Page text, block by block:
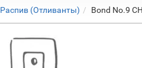
Распив (Отливанты) Bond No.9